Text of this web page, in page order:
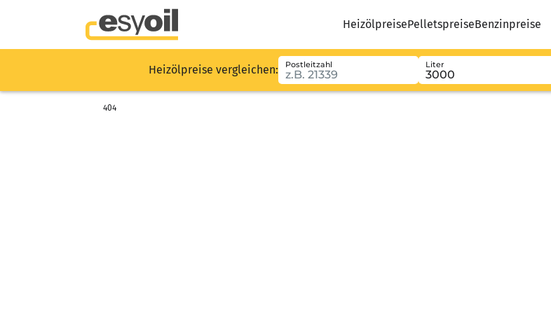
HeizölpreisePelletspreiseBenzinpreise
Heizölpreise vergleichen: Postleitzahl Liter
404